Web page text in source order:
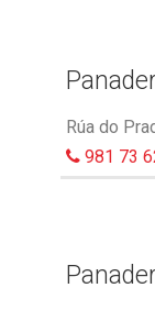
Rúa do
981 73